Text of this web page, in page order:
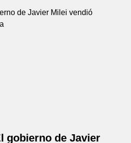
gobierno de Javier